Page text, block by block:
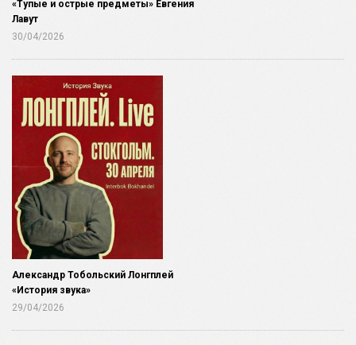
«Тупые и острые предметы» Евгения
Лавут
30/04/2026
Александр Тобольский Лонгплей
«История звука»
29/04/2026